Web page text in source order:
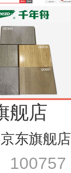
舰店
京东旗舰店
100757